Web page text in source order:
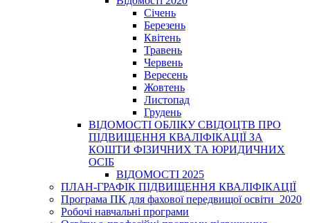
Січень
Березень
Квітень
Травень
Червень
Вересень
Жовтень
Листопад
Грудень
ВІДОМОСТІ ОБЛІКУ СВІДОЦТВ ПРО
ПІДВИЩЕННЯ КВАЛІФІКАЦІЇ ЗА
КОШТИ ФІЗИЧНИХ ТА ЮРИДИЧНИХ
ОСІБ
ВІДОМОСТІ 2025
ПЛАН-ГРАФІК ПІДВИЩЕННЯ КВАЛІФІКАЦІЇ
Програма ПК для фахової передвищої освіти_2020
Робочі навчальні програми